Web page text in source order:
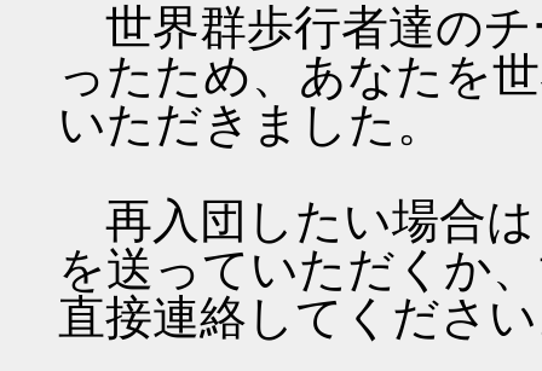
世界群歩行者達の
ったため、あなたを
いただきました。
再入団したい場合
を送っていただくか
直接連絡してくださ